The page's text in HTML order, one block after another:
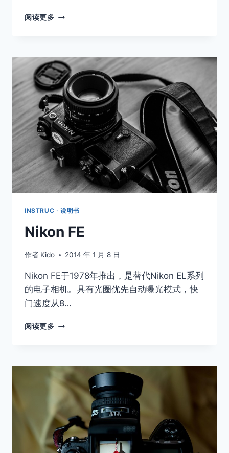
阅读更多 MINOLTA
INSTRUC · 说明书
Nikon FE
作者 Kido 2014 年 1 月 8 日
Nikon FE于1978年推出，是替代Nikon EL系列
的电子相机。具有光圈优先自动曝光模式，快
门速度从8…
阅读更多 NIKON